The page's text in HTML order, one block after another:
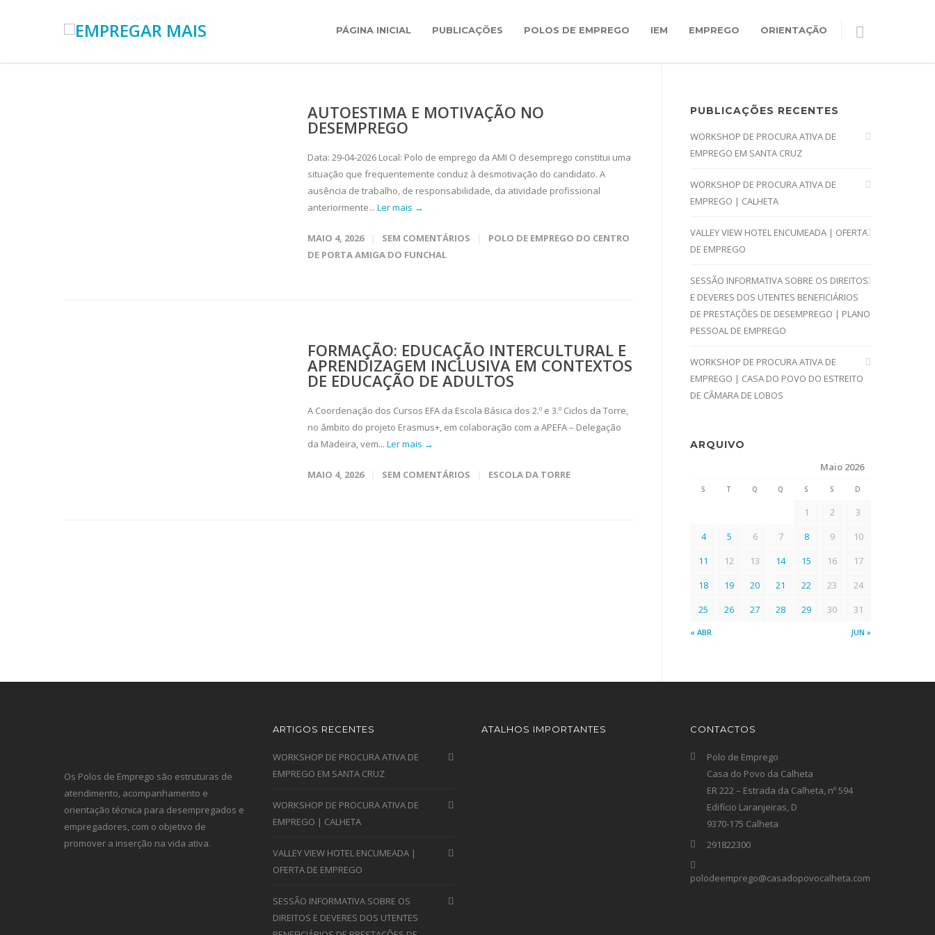
PÁGINA INICIAL PUBLICAÇÕES POLOS DE EMPREGO IEM EMPREGO ORIENTAÇÃO
AUTOESTIMA E MOTIVAÇÃO NO
DESEMPREGO
Data: 29-04-2026 Local: Polo de emprego da AMI O desemprego constitui uma
situação que frequentemente conduz à desmotivação do candidato. A
ausência de trabalho, de responsabilidade, da atividade profissional
anteriormente... Ler mais →
MAIO 4, 2026 SEM COMENTÁRIOS
POLO DE EMPREGO DO CENTRO
DE PORTA AMIGA DO FUNCHAL
FORMAÇÃO: EDUCAÇÃO INTERCULTURAL E
APRENDIZAGEM INCLUSIVA EM CONTEXTOS
DE EDUCAÇÃO DE ADULTOS
A Coordenação dos Cursos EFA da Escola Básica dos 2.º e 3.º Ciclos da Torre,
no âmbito do projeto Erasmus+, em colaboração com a APEFA – Delegação
da Madeira, vem... Ler mais →
MAIO 4, 2026 SEM COMENTÁRIOS ESCOLA DA TORRE
PUBLICAÇÕES RECENTES
WORKSHOP DE PROCURA ATIVA DE
EMPREGO EM SANTA CRUZ
WORKSHOP DE PROCURA ATIVA DE
EMPREGO | CALHETA
VALLEY VIEW HOTEL ENCUMEADA | OFERTA
DE EMPREGO
SESSÃO INFORMATIVA SOBRE OS DIREITOS
E DEVERES DOS UTENTES BENEFICIÁRIOS
DE PRESTAÇÕES DE DESEMPREGO | PLANO
PESSOAL DE EMPREGO
WORKSHOP DE PROCURA ATIVA DE
EMPREGO | CASA DO POVO DO ESTREITO
DE CÂMARA DE LOBOS
ARQUIVO
Maio 2026
S T Q Q S S D
« ABR JUN »
1 2
3
4
5 6 7 8 9
10
11
12 13 14 15 16
17
18
19 20 21 22 23
24
25
26 27 28 29 30 31
Os Polos de Emprego são estruturas de
atendimento, acompanhamento e
orientação técnica para desempregados e
empregadores, com o objetivo de
promover a inserção na vida ativa.
ARTIGOS RECENTES
WORKSHOP DE PROCURA ATIVA DE
EMPREGO EM SANTA CRUZ
WORKSHOP DE PROCURA ATIVA DE
EMPREGO | CALHETA
VALLEY VIEW HOTEL ENCUMEADA |
OFERTA DE EMPREGO
SESSÃO INFORMATIVA SOBRE OS
DIREITOS E DEVERES DOS UTENTES
ATALHOS IMPORTANTES CONTACTOS
Polo de Emprego
Casa do Povo da Calheta
ER 222 – Estrada da Calheta, nº 594
Edifício Laranjeiras, D
9370-175 Calheta
291822300
polodeemprego@casadopovocalheta.com